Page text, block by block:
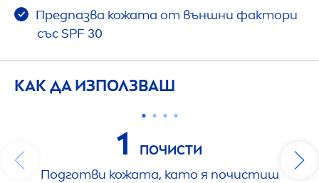
Предпазва кожата от външни фактори
със SPF 30
КАК ДА ИЗПОЛЗВАШ
1
ПОЧИСТИ
Подготви кожата, като я почистиш